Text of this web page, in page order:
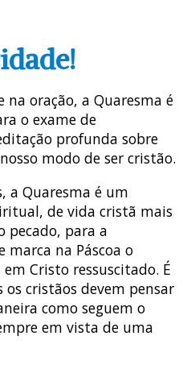
na oração, a Quaresma é
o exame de
profunda sobre
modo de ser cristão.
a Quaresma é um
de vida cristã mais
pecado, para a
marca na Páscoa o
Cristo ressuscitado. É
cristãos devem pensar
como seguem o
em vista de uma